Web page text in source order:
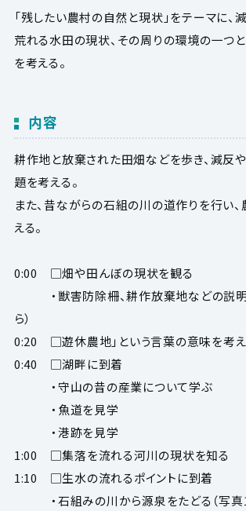
「残したい農村の自然と現状」をテーマに、
荒れる水田の現状、その周りの環境の一つ
を考える。
内容
耕作地と放棄された田畑などを歩き、減反
題を考える。
また、昔ながらの石組の川の道作りを行い
える。
0:00 □畑や田んぼの現状を観る
・獣害防除柵、耕作放棄地などの説明
ら）
0:20 □遊休農地」という言葉の意味を考え
0:40 □湖畔に到着
・守山の昔の産業について学ぶ
・魚道を見学
・港跡を見学
1:00 □集落を流れる河川の現状を知る
1:10 □生水の流れるポイントに到着
・石組みの川から源泉をたどる（写真